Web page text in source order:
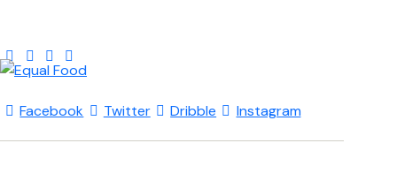
Facebook Twitter Dribble Instagram